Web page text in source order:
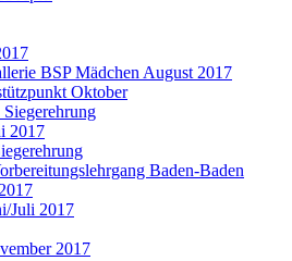
BSP Mädchen August 2017
Oktober
2017
Baden-Baden
Juli 2017
2017